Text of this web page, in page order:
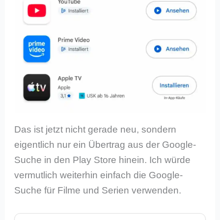
Das ist jetzt nicht gerade neu, sondern
eigentlich nur ein Übertrag aus der Google-
Suche in den Play Store hinein. Ich würde
vermutlich weiterhin einfach die Google-
Suche für Filme und Serien verwenden.